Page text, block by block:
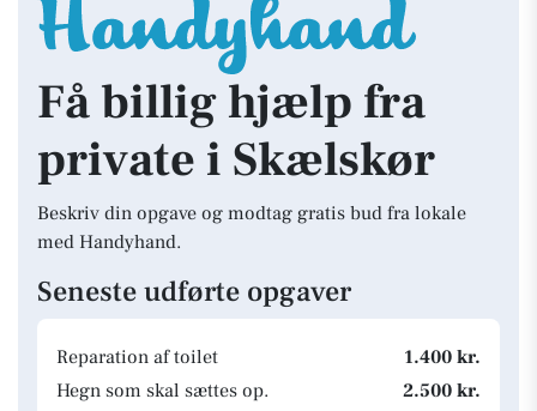
Få billig hjælp fra
private i Skælskør
Beskriv din opgave og modtag gratis bud fra lokale
med Handyhand.
Seneste udførte opgaver
Reparation af toilet
1.400 kr.
Hegn som skal sættes op.
2.500 kr.